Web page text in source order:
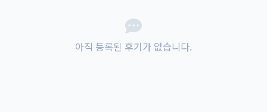
아직 등록된 후기가 없습니다.